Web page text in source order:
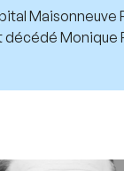
décédé Monique